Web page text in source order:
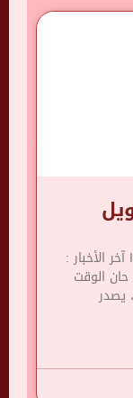
Instagram Twitter Snapchat Youtube آخر الأخبار :
الوقت
يصدر